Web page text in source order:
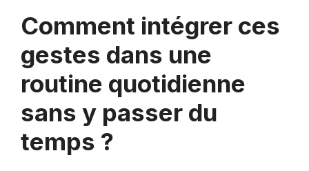
Comment intégrer ces
gestes dans une
routine quotidienne
sans y passer du
temps ?